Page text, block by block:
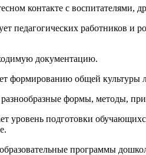
контакте с воспитателями,
педагогических работников
документацию.
формированию общей культуры
формы, методы,
уровень подготовки
программы